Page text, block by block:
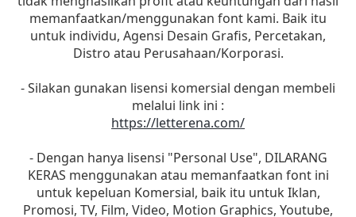
memanfaatkan/menggunakan font kami. Baik itu
untuk individu, Agensi Desain Grafis, Percetakan,
Distro atau Perusahaan/Korporasi.
- Silakan gunakan lisensi komersial dengan membeli
melalui link ini :
https://letterena.com/
- Dengan hanya lisensi "Personal Use", DILARANG
KERAS menggunakan atau memanfaatkan font ini
untuk kepeluan Komersial, baik itu untuk Iklan,
Promosi, TV, Film, Video, Motion Graphics, Youtube,